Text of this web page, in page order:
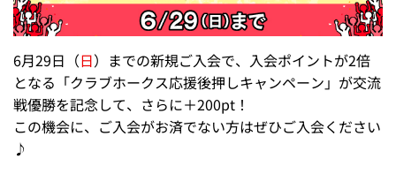
布しない場合がございます。詳しくはBOSS E・ZO FUK
UOKA公式サイトをご確認ください。
※画像はイメージです。
※配布場所が急遽変更になる場合がございます。
【クラブホークス】クラブホークス応援後押しキャ